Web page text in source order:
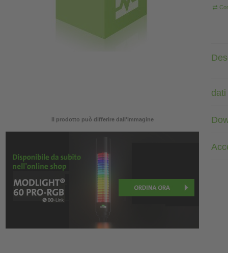
Il prodotto può differire dall'immagine